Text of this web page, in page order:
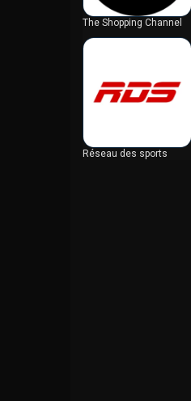
サルバドール
サントメプリンシペ
シエラレオネ
ジャマイカ
The Shopping Channel
Réseau des sports